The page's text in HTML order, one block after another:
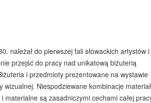
należał do pierwszej fali słowackich artystów i
przejść do pracy nad unikatową biżuterią
i przedmioty prezentowane na wystawie
wizualnej. Niespodziewane kombinacje
materialne są zasadniczymi cechami całej